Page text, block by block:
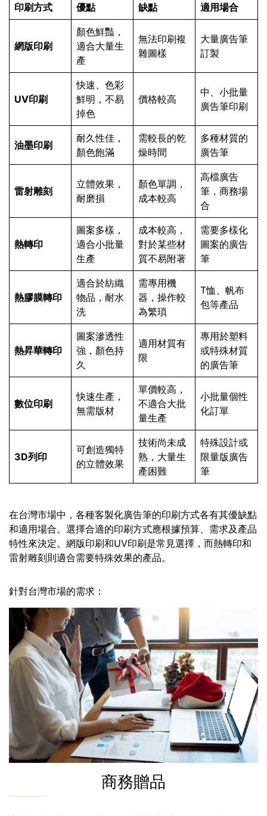
印刷方式 優點 缺點 適用場合
網版印刷
顏色鮮豔，
適合大量生
產
無法印刷複
雜圖樣
大量廣告筆
訂製
UV印刷
快速、色彩
鮮明，不易
掉色
價格較高
中、小批量
廣告筆印刷
油墨印刷
耐久性佳，
顏色飽滿
需較長的乾
燥時間
多種材質的
廣告筆
雷射雕刻
立體效果，
耐磨損
顏色單調，
成本較高
高檔廣告
筆，商務場
合
熱轉印
圖案多樣，
適合小批量
生產
成本較高，
對於某些材
質不易附著
需要多樣化
圖案的廣告
筆
熱膠膜轉印
適合於紡織
物品，耐水
洗
需專用機
器，操作較
為繁瑣
T恤、帆布
包等產品
熱昇華轉印
圖案滲透性
強，顏色持
久
適用材質有
限
專用於塑料
或特殊材質
的廣告筆
數位印刷
快速生產，
無需版材
單價較高，
不適合大批
量生產
小批量個性
化訂單
3D列印
可創造獨特
的立體效果
技術尚未成
熟，大量生
產困難
特殊設計或
限量版廣告
筆
在台灣市場中，各種客製化廣告筆的印刷方式各有其優缺點
和適用場合。選擇合適的印刷方式應根據預算、需求及產品
特性來決定。網版印刷和UV印刷是常見選擇，而熱轉印和
雷射雕刻則適合需要特殊效果的產品。
針對台灣市場的需求：
商務贈品